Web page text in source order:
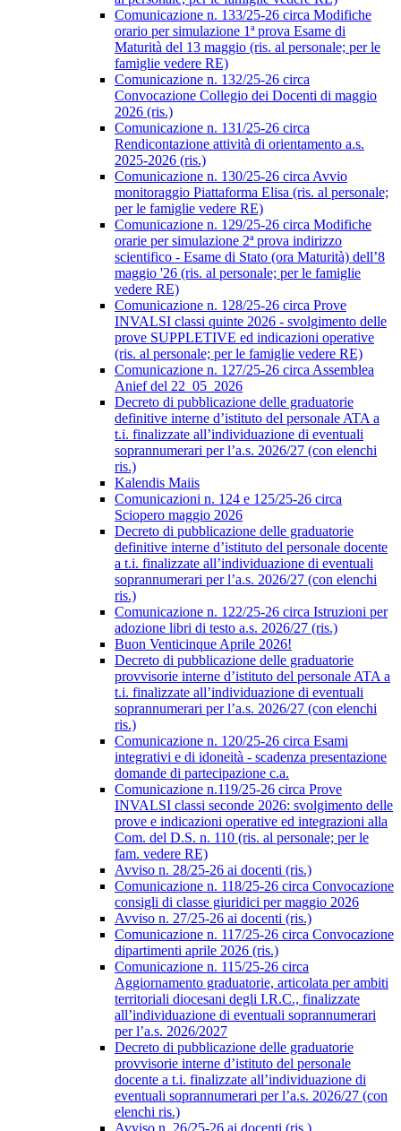
Comunicazione n. 133/25-26 circa Modifiche
orario per simulazione 1ª prova Esame di
Maturità del 13 maggio (ris. al personale; per le
famiglie vedere RE)
Comunicazione n. 132/25-26 circa
Convocazione Collegio dei Docenti di maggio
2026 (ris.)
Comunicazione n. 131/25-26 circa
Rendicontazione attività di orientamento a.s.
2025-2026 (ris.)
Comunicazione n. 130/25-26 circa Avvio
monitoraggio Piattaforma Elisa (ris. al personale;
per le famiglie vedere RE)
Comunicazione n. 129/25-26 circa Modifiche
orarie per simulazione 2ª prova indirizzo
scientifico - Esame di Stato (ora Maturità) dell’8
maggio '26 (ris. al personale; per le famiglie
vedere RE)
Comunicazione n. 128/25-26 circa Prove
INVALSI classi quinte 2026 - svolgimento delle
prove SUPPLETIVE ed indicazioni operative
(ris. al personale; per le famiglie vedere RE)
Comunicazione n. 127/25-26 circa Assemblea
Anief del 22_05_2026
Decreto di pubblicazione delle graduatorie
definitive interne d’istituto del personale ATA a
t.i. finalizzate all’individuazione di eventuali
soprannumerari per l’a.s. 2026/27 (con elenchi
ris.)
Kalendis Maiis
Comunicazioni n. 124 e 125/25-26 circa
Sciopero maggio 2026
Decreto di pubblicazione delle graduatorie
definitive interne d’istituto del personale docente
a t.i. finalizzate all’individuazione di eventuali
soprannumerari per l’a.s. 2026/27 (con elenchi
ris.)
Comunicazione n. 122/25-26 circa Istruzioni per
adozione libri di testo a.s. 2026/27 (ris.)
Buon Venticinque Aprile 2026!
Decreto di pubblicazione delle graduatorie
provvisorie interne d’istituto del personale ATA a
t.i. finalizzate all’individuazione di eventuali
soprannumerari per l’a.s. 2026/27 (con elenchi
ris.)
Comunicazione n. 120/25-26 circa Esami
integrativi e di idoneità - scadenza presentazione
domande di partecipazione c.a.
Comunicazione n.119/25-26 circa Prove
INVALSI classi seconde 2026: svolgimento delle
prove e indicazioni operative ed integrazioni alla
Com. del D.S. n. 110 (ris. al personale; per le
fam. vedere RE)
Avviso n. 28/25-26 ai docenti (ris.)
Comunicazione n. 118/25-26 circa Convocazione
consigli di classe giuridici per maggio 2026
Avviso n. 27/25-26 ai docenti (ris.)
Comunicazione n. 117/25-26 circa Convocazione
dipartimenti aprile 2026 (ris.)
Comunicazione n. 115/25-26 circa
Aggiornamento graduatorie, articolata per ambiti
territoriali diocesani degli I.R.C., finalizzate
all’individuazione di eventuali soprannumerari
per l’a.s. 2026/2027
Decreto di pubblicazione delle graduatorie
provvisorie interne d’istituto del personale
docente a t.i. finalizzate all’individuazione di
eventuali soprannumerari per l’a.s. 2026/27 (con
elenchi ris.)